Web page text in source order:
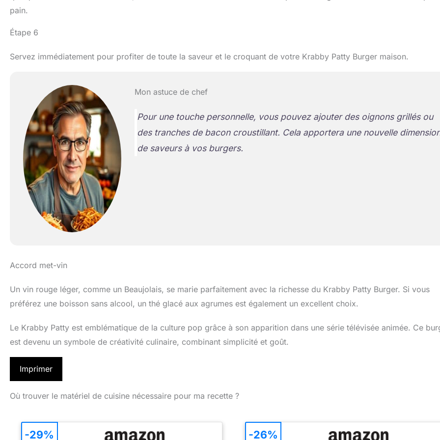
pain.
Étape 6
Servez immédiatement pour profiter de toute la saveur et le croquant de votre Krabby Patty Burger maison.
Mon astuce de chef
Pour une touche personnelle, vous pouvez ajouter des oignons grillés ou
des tranches de bacon croustillant. Cela apportera une nouvelle
de saveurs à vos burgers.
Accord met-vin
Un vin rouge léger, comme un Beaujolais, se marie parfaitement avec la richesse du Krabby Patty Burger. Si vous
préférez une boisson sans alcool, un thé glacé aux agrumes est également un excellent choix.
Le Krabby Patty est emblématique de la culture pop grâce à son apparition dans une série télévisée animée. Ce
est devenu un symbole de créativité culinaire, combinant simplicité et goût.
Imprimer
Où trouver le matériel de cuisine nécessaire pour ma recette ?
-29% -26%